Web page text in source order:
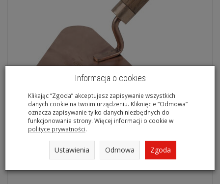
Nieiskrząca kielnia 135x240mm BRONZE KS TOOLS
963.9551
Na magazynie
Informacja o cookies
Klikając “Zgoda” akceptujesz zapisywanie wszystkich
danych cookie na twoim urządzeniu. Kliknięcie “Odmowa”
oznacza zapisywanie tylko danych niezbędnych do
funkcjonowania strony. Więcej informacji o cookie w
polityce prywatności.
Ustawienia Odmowa Zgoda